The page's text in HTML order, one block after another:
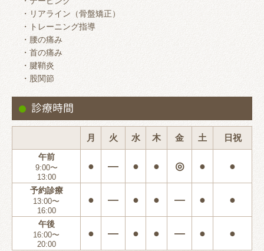
・リアライン（骨盤矯正）
・トレーニング指導
・腰の痛み
・首の痛み
・腱鞘炎
・股関節
診療時間
月 火 水 木 金 土 日祝
午前
9:00〜
13:00
● ― ● ● ◎ ● ●
予約診療
13:00〜
16:00
● ― ● ● ― ● ●
午後
16:00〜
20:00
● ― ● ● ― ● ●